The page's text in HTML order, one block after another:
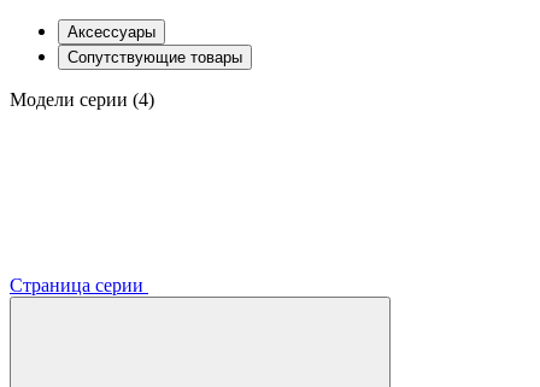
Аксессуары
Сопутствующие товары
Модели серии (4)
Страница серии